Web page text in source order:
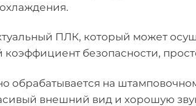
ПЛК, который может
безопасности,
обрабатывается на
внешний вид и хорошую